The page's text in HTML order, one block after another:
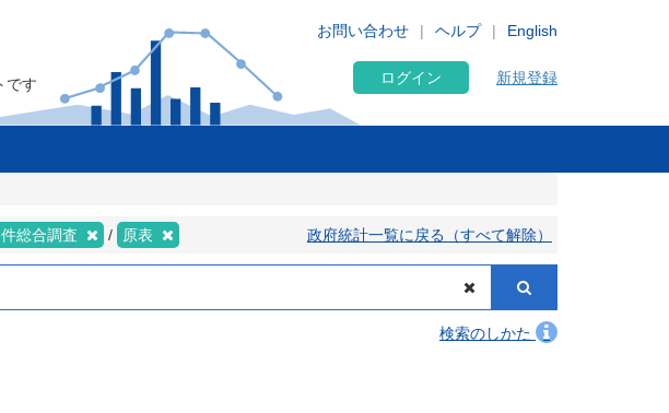
English
お問い合わせ ヘルプ
です ログイン 新規登録
総合調査 原表 政府統計一覧に戻る（すべて解除）
検索のしかた